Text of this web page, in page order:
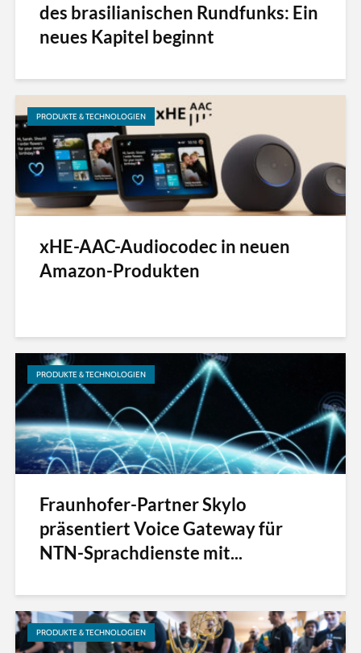
des brasilianischen Rundfunks: Ein
neues Kapitel beginnt
PRODUKTE & TECHNOLOGIEN
xHE-AAC-Audiocodec in neuen
Amazon-Produkten
PRODUKTE & TECHNOLOGIEN
Fraunhofer-Partner Skylo
präsentiert Voice Gateway für
NTN-Sprachdienste mit...
PRODUKTE & TECHNOLOGIEN